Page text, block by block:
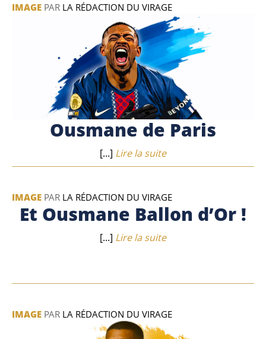
IMAGE PAR LA RÉDACTION DU VIRAGE
Ousmane de Paris
[...] Lire la suite
IMAGE PAR LA RÉDACTION DU VIRAGE
Et Ousmane Ballon d’Or !
[...] Lire la suite
IMAGE PAR LA RÉDACTION DU VIRAGE